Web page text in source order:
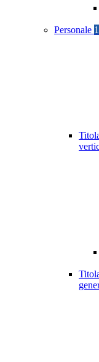
Personale